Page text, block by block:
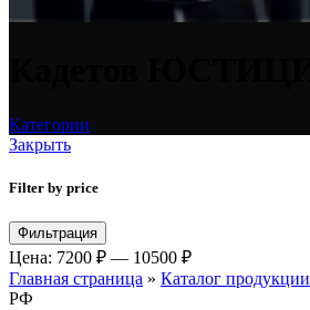
Категории
Закрыть
Filter by price
Минимальная
цена
Максимальная
цена
Фильтрация
Цена: 7200 ₽ — 10500 ₽
Главная страница » Каталог продукции
РФ